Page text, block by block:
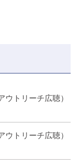
トリーチ広聴）
トリーチ広聴）